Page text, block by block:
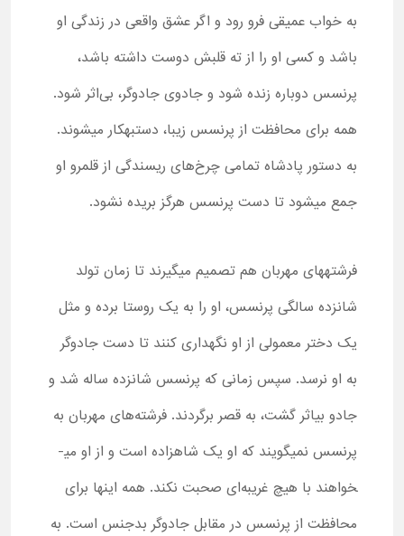
به خواب عمیقی فرو رود و اگر عشق واقعی در زندگی او
باشد و کسی او را از ته قلبش دوست داشته باشد،
پرنسس دوباره زنده شود و جادوی جادوگر، بی‌اثر شود.
همه برای محافظت از پرنسس زیبا، دست­به­کار می­شوند.
به دستور پادشاه تمامی چرخ‌های ریسندگی از قلمرو او
جمع می­شود تا دست پرنسس هرگز بریده نشود.
فرشته­های مهربان هم تصمیم می­گیرند تا زمان تولد
شانزده سالگی پرنسس، او را به یک روستا برده و مثل
یک دختر معمولی از او نگهداری کنند تا دست جادوگر
به او نرسد. سپس زمانی که پرنسس شانزده ساله شد و
جادو بی­اثر گشت، به قصر برگردند. فرشته‌های مهربان به
پرنسس نمی­گویند که او یک شاهزاده است و از او می­
خواهند با هیچ غریبه‌ای صحبت نکند. همه این­ها برای
محافظت از پرنسس در مقابل جادوگر بدجنس است. به